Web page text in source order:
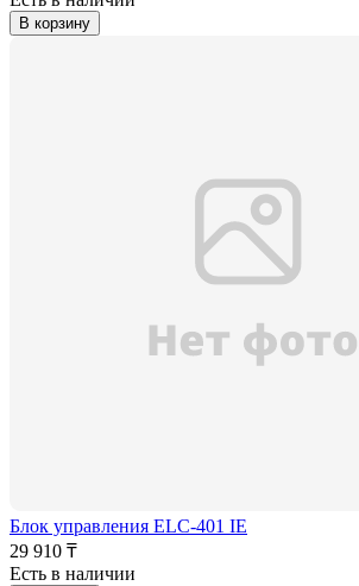
В корзину
Блок управления ELC-401 IE
29 910 ₸
Есть в наличии